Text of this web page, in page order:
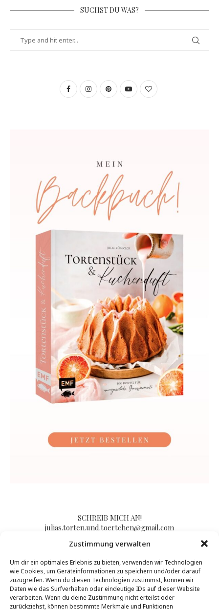
Zustimmung verwalten
Um dir ein optimales Erlebnis zu bieten, verwenden wir Technologien
wie Cookies, um Geräteinformationen zu speichern und/oder darauf
zuzugreifen. Wenn du diesen Technologien zustimmst, können wir
Daten wie das Surfverhalten oder eindeutige IDs auf dieser Website
verarbeiten. Wenn du deine Zustimmung nicht erteilst oder
zurückziehst, können bestimmte Merkmale und Funktionen
SUCHST DU WAS?
SCHREIB MICH AN!
julias.torten.und.toertchen@gmail.com
Impressum/Kontakt & Datenschutzerklärung